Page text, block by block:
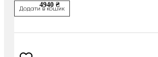
4940 ₴
Додати в кошик